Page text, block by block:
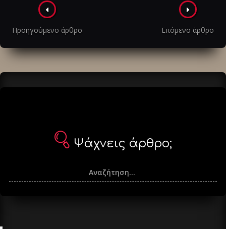
Πλοήγηση
στα
άρθρα
Προηγούμενο άρθρο Επόμενο άρθρο
Ψάχνεις άρθρο;